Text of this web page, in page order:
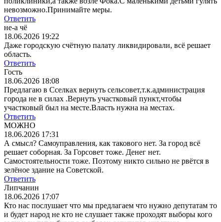
невозможно.Принимайте меры.
Ответить
не-а чё
18.06.2026 19:22
Даже городскую счётную палату ликвидировали, всё решает
область.
Ответить
Гость
18.06.2026 18:08
Предлагаю в Сселках вернуть сельсовет,т.к.администрация
города не в силах .Вернуть участковый пункт,чтобы
участковый был на месте.Власть нужна на местах.
Ответить
МОЖНО
18.06.2026 17:31
А смысл? Самоуправления, как такового нет. За город всё
решает соборная. За Горсовет тоже. Денег нет.
Самостоятельности тоже. Поэтому никто сильно не рвётся в
зелёное здание на Советской.
Ответить
Липчанин
18.06.2026 17:07
Кто нас послушает что мы предлагаем что нужно депутатам то
и будет народ не кто не слушает также проходят выборы кого